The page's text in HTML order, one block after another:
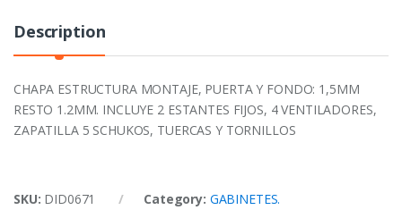
Description
CHAPA ESTRUCTURA MONTAJE, PUERTA Y FONDO: 1,5MM
RESTO 1.2MM. INCLUYE 2 ESTANTES FIJOS, 4 VENTILADORES,
ZAPATILLA 5 SCHUKOS, TUERCAS Y TORNILLOS
SKU: DID0671 Category: GABINETES.